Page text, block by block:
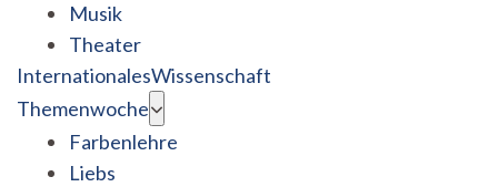
Musik
Theater
InternationalesWissenschaft
Themenwoche
Farbenlehre
Liebs